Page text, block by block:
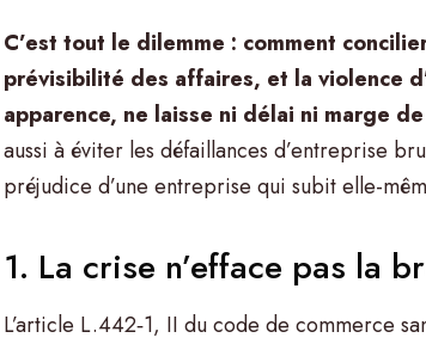
C’est tout le dilemme : comment
prévisibilité des affaires, et la violence
apparence, ne laisse ni délai ni marge
aussi à éviter les défaillances d’entreprise
préjudice d’une entreprise qui subit elle-
1. La crise n’efface pas la
L’article L.442‑1, II du code de commerce